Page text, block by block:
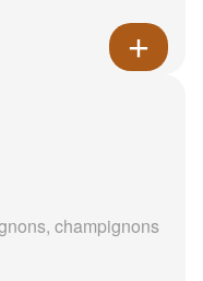
champignons